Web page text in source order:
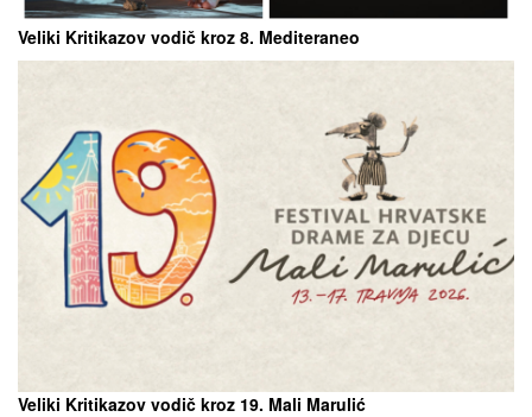
Veliki Kritikazov vodič kroz 8. Mediteraneo
Veliki Kritikazov vodič kroz 19. Mali Marulić